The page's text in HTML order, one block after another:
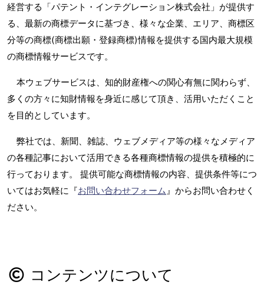
経営する「パテント・インテグレーション株式会社」が提供す
る、最新の商標データに基づき、様々な企業、エリア、商標区
分等の商標(商標出願・登録商標)情報を提供する国内最大規模
の商標情報サービスです。
本ウェブサービスは、知的財産権への関心有無に関わらず、
多くの方々に知財情報を身近に感じて頂き、活用いただくこと
を目的としています。
弊社では、新聞、雑誌、ウェブメディア等の様々なメディア
の各種記事において活用できる各種商標情報の提供を積極的に
行っております。 提供可能な商標情報の内容、提供条件等につ
いてはお気軽に『お問い合わせフォーム 』からお問い合わせく
ださい。
コンテンツについて